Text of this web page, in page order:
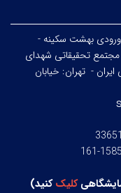
قزوین، ورودی بهشت سکینه -
مجتمع تحقیقاتی شهدای
- تهران: خیابان
کلیککنید)